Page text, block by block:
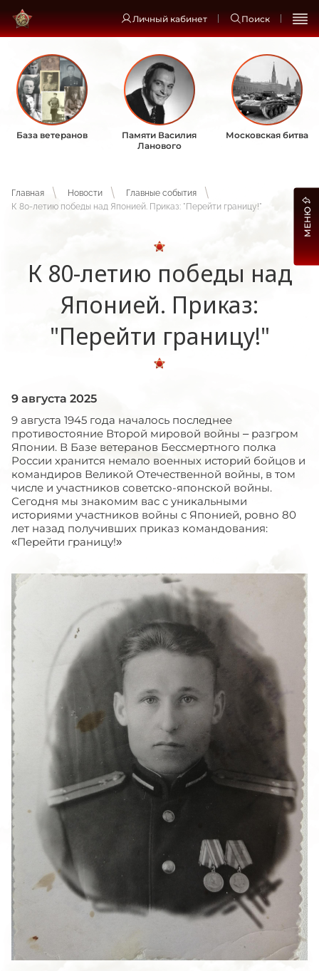
Личный кабинет Поиск
База ветеранов
Памяти Василия
Ланового
Московская битва
Главная Новости
Главные события
К 80-летию победы над Японией. Приказ: "Перейти границу!"
К 80-летию победы над
Японией. Приказ:
"Перейти границу!"
9 августа 2025
9 августа 1945 года началось последнее
противостояние Второй мировой войны – разгром
Японии. В Базе ветеранов Бессмертного полка
России хранится немало военных историй бойцов и
командиров Великой Отечественной войны, в том
числе и участников советско-японской войны.
Сегодня мы знакомим вас с уникальными
историями участников войны с Японией, ровно 80
лет назад получивших приказ командования:
«Перейти границу!»
МЕНЮ